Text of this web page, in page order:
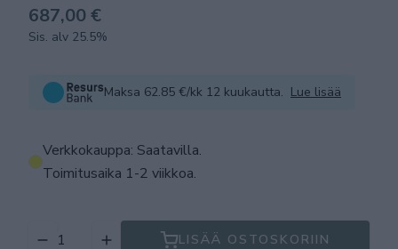
687,00 €
Sis. alv 25.5%
Maksa 62.85 €/kk 12 kuukautta. Lue lisää
Verkkokauppa: Saatavilla.
Toimitusaika 1-2 viikkoa.
LISÄÄ OSTOSKORIIN